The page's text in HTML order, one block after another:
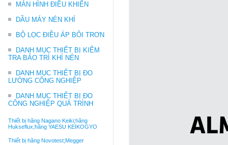
MÀN HÌNH ĐIỀU KHIỂN
DẦU MÁY NÉN KHÍ
BỘ LỌC ĐIỀU ÁP BÔI TRƠN
DANH MỤC THIẾT BỊ KIỂM
TRA BẢO TRÌ KHÍ NÉN
DANH MỤC THIẾT BỊ ĐO
LƯỜNG CÔNG NGHIỆP
DANH MỤC THIẾT BỊ ĐO
CÔNG NGHIỆP QUÁ TRÌNH
Thiết bị hãng Nagano Keiki;hãng
Hukseflux;hãng YAESU KEIKOGYO
Thiết bị hãng Novotest;Megger